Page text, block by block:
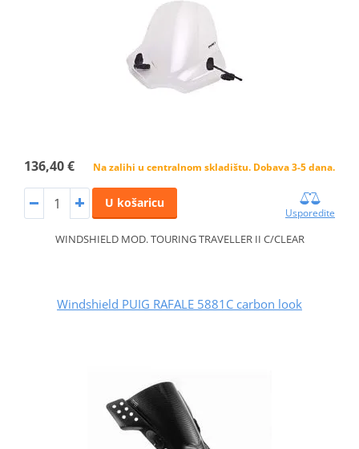
136,40 € Na zalihi u centralnom skladištu. Dobava 3-5 dana.
U košaricu
Usporedite
WINDSHIELD MOD. TOURING TRAVELLER II C/CLEAR
Windshield PUIG RAFALE 5881C carbon look